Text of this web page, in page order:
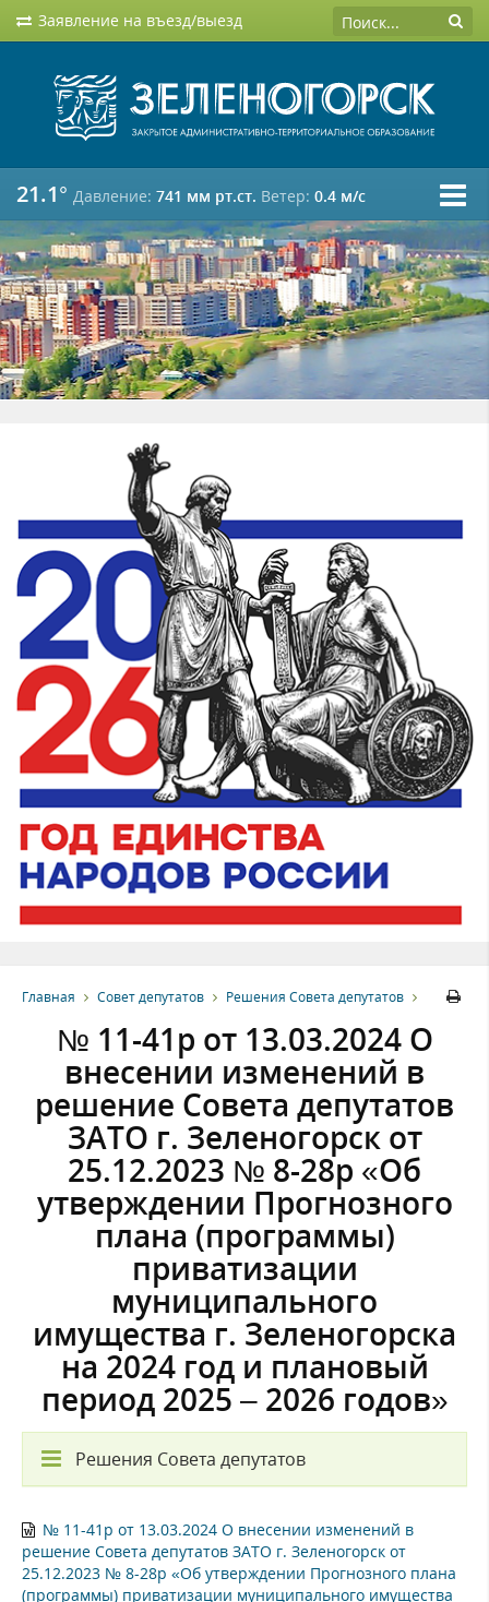
Заявление на въезд/выезд
21.1° Давление: 741 мм рт.ст. Ветер: 0.4 м/c
Главная Совет депутатов Решения Совета депутатов
№ 11-41р от 13.03.2024 О
внесении изменений в
решение Совета депутатов
ЗАТО г. Зеленогорск от
25.12.2023 № 8-28р «Об
утверждении Прогнозного
плана (программы)
приватизации
муниципального
имущества г. Зеленогорска
на 2024 год и плановый
период 2025 – 2026 годов»
Решения Совета депутатов
№ 11-41р от 13.03.2024 О внесении изменений в
решение Совета депутатов ЗАТО г. Зеленогорск от
25.12.2023 № 8-28р «Об утверждении Прогнозного плана
(программы) приватизации муниципального имущества